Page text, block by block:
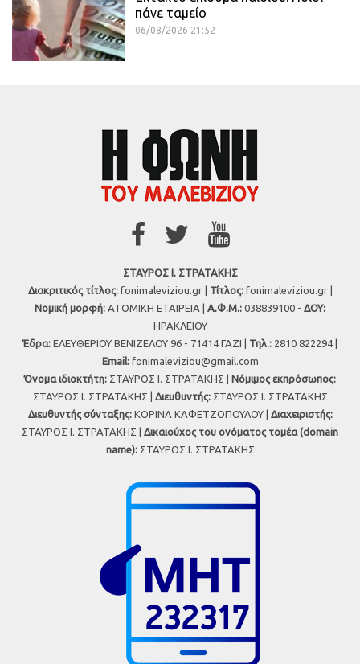
πάνε ταμείο
06/08/2026 21:52
ΣΤΑΥΡΟΣ Ι. ΣΤΡΑΤΑΚΗΣ
Διακριτικός τίτλος:fonimaleviziou.gr | Τίτλος:fonimaleviziou.gr |
Νομική μορφή: ΑΤΟΜΙΚΗ ΕΤΑΙΡΕΙΑ | Α.Φ.Μ.: 038839100 - ΔΟΥ:
ΗΡΑΚΛΕΙΟΥ
Έδρα: ΕΛΕΥΘΕΡΙΟΥ ΒΕΝΙΖΕΛΟΥ 96 - 71414 ΓΑΖΙ | Τηλ.: 2810 822294 |
Εmail: fonimaleviziou@gmail.com
Όνομα ιδιοκτήτη: ΣΤΑΥΡΟΣ Ι. ΣΤΡΑΤΑΚΗΣ | Νόμιμος εκπρόσωπος:
ΣΤΑΥΡΟΣ Ι. ΣΤΡΑΤΑΚΗΣ | Διευθυντής:ΣΤΑΥΡΟΣ Ι. ΣΤΡΑΤΑΚΗΣ
Διευθυντής σύνταξης:ΚΟΡΙΝΑ ΚΑΦΕΤΖΟΠΟΥΛΟΥ | Διαχειριστής:
ΣΤΑΥΡΟΣ Ι. ΣΤΡΑΤΑΚΗΣ | Δικαιούχος του ονόματος τομέα (domain
name):ΣΤΑΥΡΟΣ Ι. ΣΤΡΑΤΑΚΗΣ